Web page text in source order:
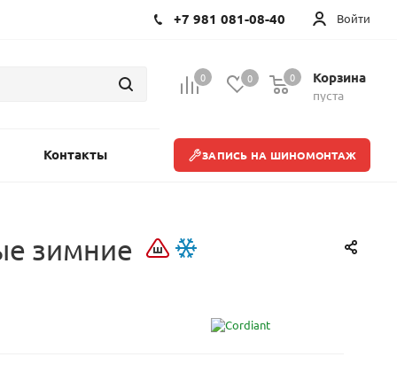
Войти
+7 981 081-08-40
0 0 Корзина
пуста
0
Контакты ЗАПИСЬ НА ШИНОМОНТАЖ
зимние